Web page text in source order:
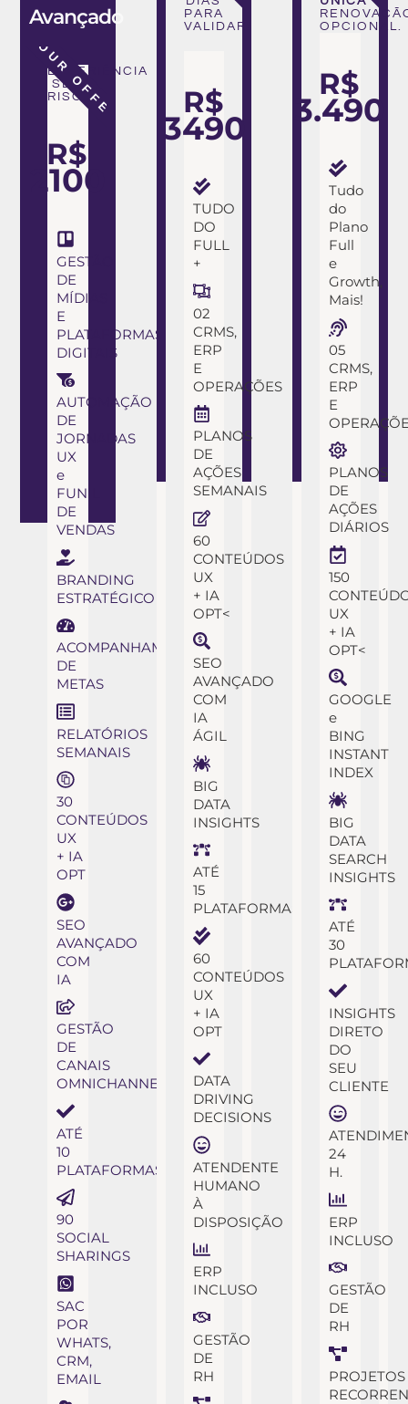
Avançado
EXPERIÊNCIA
SEM
RISCOS
R$
2100
GESTÃO
DE
MÍDIAS
E
PLATAFORMAS
DIGITAIS
AUTOMAÇÃO
DE
JORNADAS
UX
e
FUNIL
DE
VENDAS
BRANDING
ESTRATÉGICO
ACOMPANHAMENTO
DE
METAS
RELATÓRIOS
SEMANAIS
30
CONTEÚDOS
UX
+ IA
OPT
SEO
AVANÇADO
COM
IA
GESTÃO
DE
CANAIS
OMNICHANNEL
ATÉ
10
PLATAFORMAS
90
SOCIAL
SHARINGS
SAC
POR
WHATS,
CRM,
EMAIL
YOUR OFFER
PARA
VALIDAR!
R$
3490
TUDO
DO
FULL
+
02
CRMS,
ERP
E
OPERAÇÕES
PLANOS
DE
AÇÕES
SEMANAIS
60
CONTEÚDOS
UX
+ IA
OPT<
SEO
AVANÇADO
COM
IA
ÁGIL
BIG
DATA
INSIGHTS
ATÉ
15
PLATAFORMAS
60
CONTEÚDOS
UX
+ IA
OPT
DATA
DRIVING
DECISIONS
ATENDENTE
HUMANO
À
DISPOSIÇÃO
ERP
INCLUSO
GESTÃO
DE
RH
OPCIONAL.
R$
3.490
Tudo
do
Plano
Full
e
Growth,
Mais!
05
CRMS,
ERP
E
PLANOS
DE
AÇÕES
DIÁRIOS
150
UX
+ IA
OPT<
GOOGLE
e
BING
INSTANT
INDEX
BIG
DATA
SEARCH
INSIGHTS
ATÉ
30
INSIGHTS
DIRETO
DO
SEU
CLIENTE
24
H.
ERP
INCLUSO
GESTÃO
DE
RH
PROJETOS